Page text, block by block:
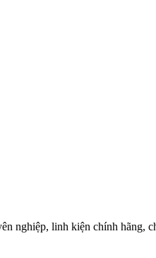
nghiệp, linh kiện chính hãng,